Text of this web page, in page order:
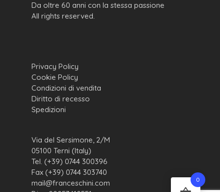
Da oltre 60 anni con la stessa passione
All rights reserved.
Privacy Policy
Cookie Policy
Condizioni di vendita
Diritto di recesso
Spedizioni
Via del Sersimone, 2/M
05100 Terni (Italy)
Tel. (+39) 0744 300396
Fax (+39) 0744 303740
mail@franceschini.com
0